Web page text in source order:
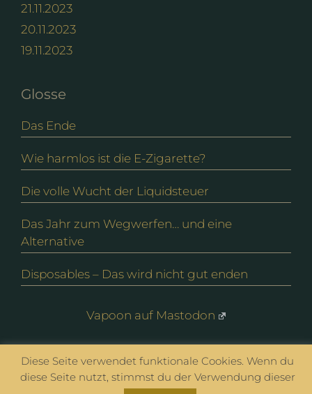
21.11.2023
20.11.2023
19.11.2023
Glosse
Das Ende
Wie harmlos ist die E-Zigarette?
Die volle Wucht der Liquidsteuer
Das Jahr zum Wegwerfen… und eine
Alternative
Disposables – Das wird nicht gut enden
Vapoon auf Mastodon
© vapoon seit 2016 |Datenschutz|Impressum
Diese Seite verwendet funktionale Cookies. Wenn du
diese Seite nutzt, stimmst du der Verwendung dieser